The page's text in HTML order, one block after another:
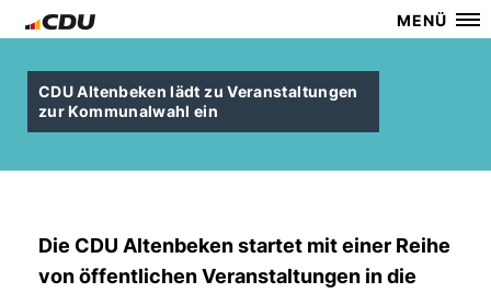
MENÜ
CDU Altenbeken lädt zu Veranstaltungen
zur Kommunalwahl ein
Die CDU Altenbeken startet mit einer Reihe
von öffentlichen Veranstaltungen in die